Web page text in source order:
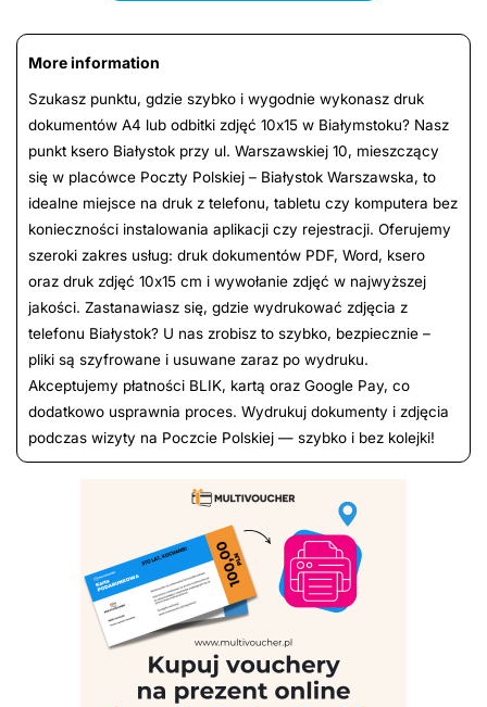
More information
Szukasz punktu, gdzie szybko i wygodnie wykonasz druk
dokumentów A4 lub odbitki zdjęć 10x15 w Białymstoku? Nasz
punkt ksero Białystok przy ul. Warszawskiej 10, mieszczący
się w placówce Poczty Polskiej – Białystok Warszawska, to
idealne miejsce na druk z telefonu, tabletu czy komputera bez
konieczności instalowania aplikacji czy rejestracji. Oferujemy
szeroki zakres usług: druk dokumentów PDF, Word, ksero
oraz druk zdjęć 10x15 cm i wywołanie zdjęć w najwyższej
jakości. Zastanawiasz się, gdzie wydrukować zdjęcia z
telefonu Białystok? U nas zrobisz to szybko, bezpiecznie –
pliki są szyfrowane i usuwane zaraz po wydruku.
Akceptujemy płatności BLIK, kartą oraz Google Pay, co
dodatkowo usprawnia proces. Wydrukuj dokumenty i zdjęcia
podczas wizyty na Poczcie Polskiej — szybko i bez kolejki!